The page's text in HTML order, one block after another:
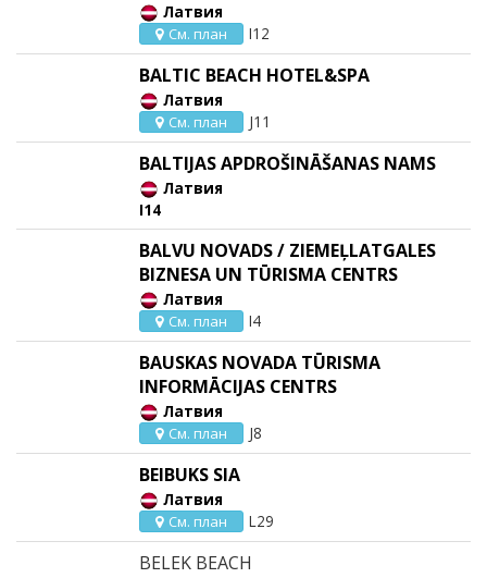
Латвия
См. план I12
BALTIC BEACH HOTEL&SPA
Латвия
См. план J11
BALTIJAS APDROŠINĀŠANAS NAMS
Латвия
I14
BALVU NOVADS / ZIEMEĻLATGALES
BIZNESA UN TŪRISMA CENTRS
Латвия
См. план I4
BAUSKAS NOVADA TŪRISMA
INFORMĀCIJAS CENTRS
Латвия
См. план J8
BEIBUKS SIA
Латвия
См. план L29
BELEK BEACH